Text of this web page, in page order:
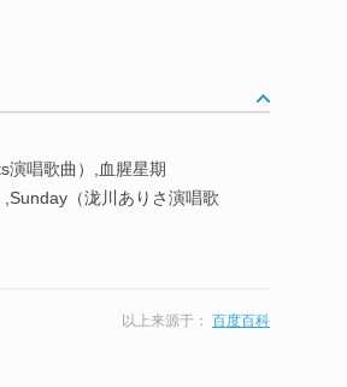
演唱歌曲）,血腥星期
（泷川ありさ演唱歌
以上来源于： 百度百科